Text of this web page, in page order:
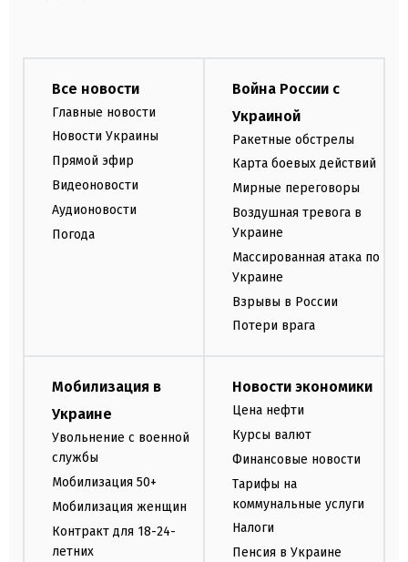
Все новости
Главные новости
Новости Украины
Прямой эфир
Видеоновости
Аудионовости
Погода
Война России с
Украиной
Ракетные обстрелы
Карта боевых действий
Мирные переговоры
Воздушная тревога в
Украине
Массированная атака по
Украине
Взрывы в России
Потери врага
Мобилизация в
Украине
Увольнение с военной
службы
Мобилизация 50+
Мобилизация женщин
Контракт для 18-24-
летних
Новости экономики
Цена нефти
Курсы валют
Финансовые новости
Тарифы на
коммунальные услуги
Налоги
Пенсия в Украине